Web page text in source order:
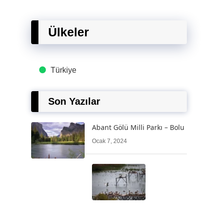
Ülkeler
Türkiye
Son Yazılar
Abant Gölü Milli Parkı – Bolu
Ocak 7, 2024